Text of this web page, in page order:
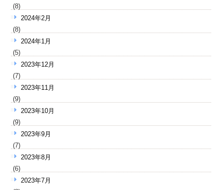
(8)
2024年2月
(8)
2024年1月
(5)
2023年12月
(7)
2023年11月
(9)
2023年10月
(9)
2023年9月
(7)
2023年8月
(6)
2023年7月